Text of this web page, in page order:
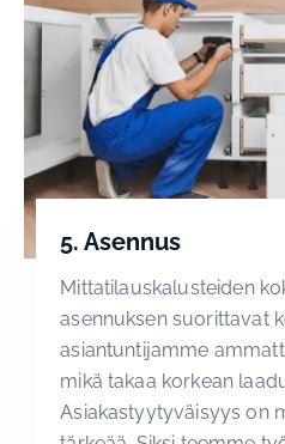
5. Asennus
Mittatilauskalusteiden
asennuksen suorittavat
asiantuntijamme
mikä takaa korkean
Asiakastyytyväisyys on